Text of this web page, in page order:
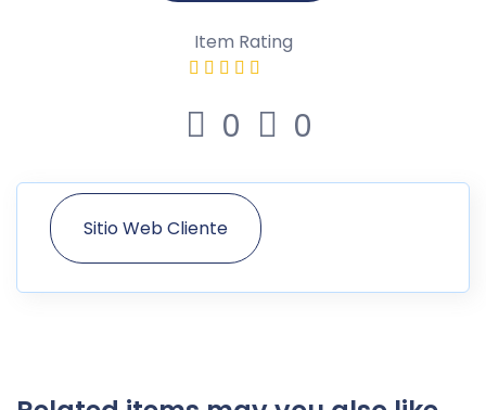
Item Rating
0 0
Sitio Web Cliente